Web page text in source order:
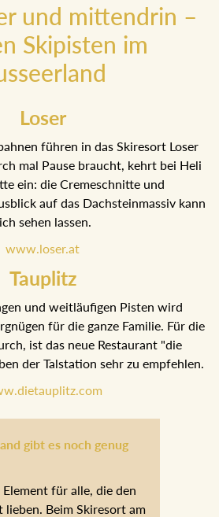
und mittendrin –
Skipisten im
Loser
führen in das Skiresort Loser
mal Pause braucht, kehrt bei Heli
ein: die Cremeschnitte und
auf das Dachsteinmassiv
sich sehen lassen.
www.loser.at
Tauplitz
und weitläufigen Pisten wird
für die ganze Familie. Für
ist das neue Restaurant "die
neben der Talstation sehr zu
gibt es noch genug
Element für alle, die den